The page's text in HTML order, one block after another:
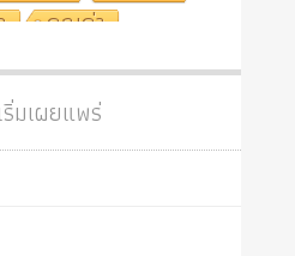
คุณค่า
สนาประจำชาติ
ธรรมาธิปไตย
กับศาสนา
ธรรมชาติ
มเผยแพร่